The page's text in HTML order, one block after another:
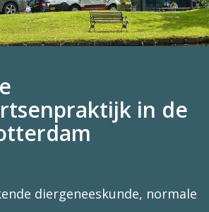
in de
diergeneeskunde, normale